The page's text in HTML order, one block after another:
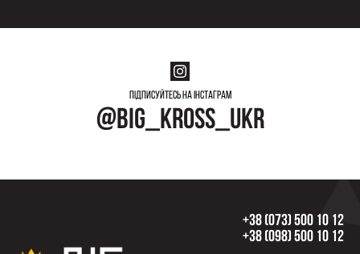
Підписуйтесь на інстаграм
@big_kross_ukr
+38 (073) 500 10 12
+38 (098) 500 10 12